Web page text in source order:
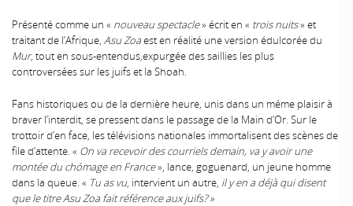
Présenté comme un « nouveau spectacle» écrit en « trois nuits» et
traitant de l’Afrique, Asu Zoaest en réalité une version édulcorée du
Mur, tout en sous-entendus,expurgée des saillies les plus
controversées sur les juifs et la Shoah.
Fans historiques ou de la dernière heure, unis dans un méme plaisir à
braver l’interdit, se pressent dans le passage de la Main d’Or. Sur le
trottoir d’en face, les télévisions nationales immortalisent des scènes de
file d’attente. « On va recevoir des courriels demain, va y avoir une
montée du chómage en France», lance, goguenard, un jeune homme
dans la queue. « Tu as vu, intervient un autre, il y en a déjà qui disent
que le titre Asu Zoa fait référence aux juifs? »